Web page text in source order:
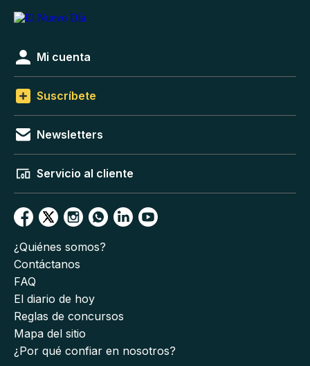
Mi cuenta
Suscríbete
Newsletters
Servicio al cliente
¿Quiénes somos?
Contáctanos
FAQ
El diario de hoy
Reglas de concursos
Mapa del sitio
¿Por qué confiar en nosotros?